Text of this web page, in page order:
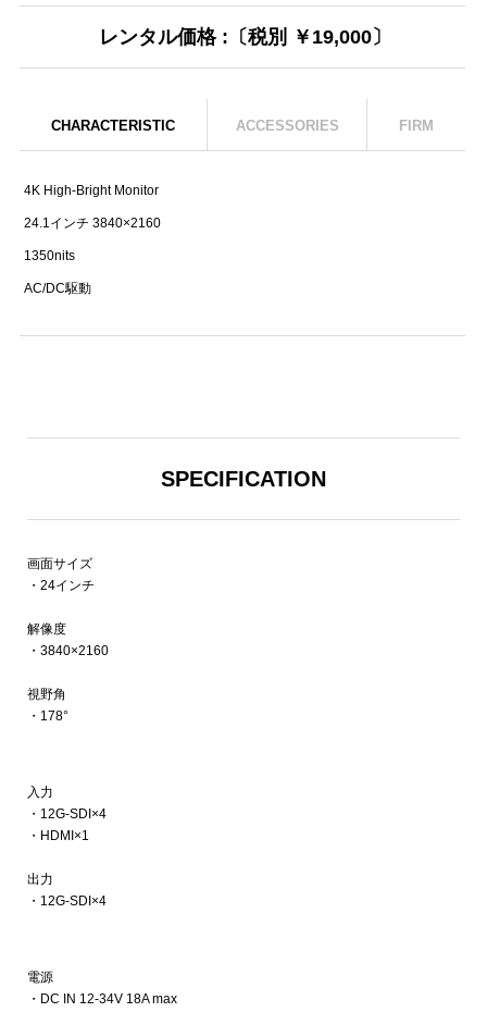
レンタル価格 :〔税別 ￥19,000〕
CHARACTERISTIC ACCESSORIES FIRM
4K High-Bright Monitor
24.1インチ 3840×2160
1350nits
AC/DC駆動
SPECIFICATION
画面サイズ
・24インチ
解像度
・3840×2160
視野角
・178°
入力
・12G-SDI×4
・HDMI×1
出力
・12G-SDI×4
電源
・DC IN 12-34V 18A max